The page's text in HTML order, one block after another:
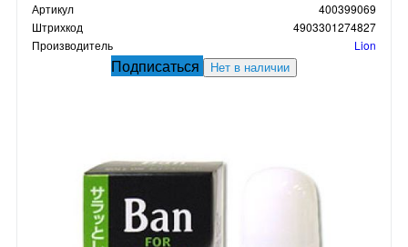
Артикул
400399069
Штрихкод
4903301274827
Производитель
Lion
Подписаться Нет в наличии